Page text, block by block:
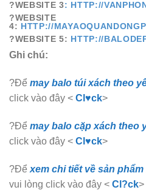
?WEBSITE 3: HTTP://
?WEBSITE
4: HTTP://
?WEBSITE 5: HTTP://
Ghi chú:
?Để may balo túi xách theo
click vào đây < Cl♥ck>
?Để may balo cặp xách theo
click vào đây < Cl♥ck>
?Để xem chi tiết về sản
vui lòng click vào đây < Cl?ck>